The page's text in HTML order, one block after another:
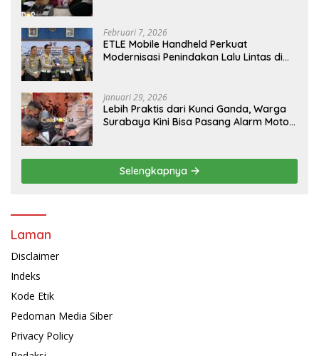
Februari 7, 2026
ETLE Mobile Handheld Perkuat
Modernisasi Penindakan Lalu Lintas di
Januari 29, 2026
Lebih Praktis dari Kunci Ganda, Warga
Surabaya Kini Bisa Pasang Alarm Motor
Selengkapnya
Laman
Disclaimer
Indeks
Kode Etik
Pedoman Media Siber
Privacy Policy